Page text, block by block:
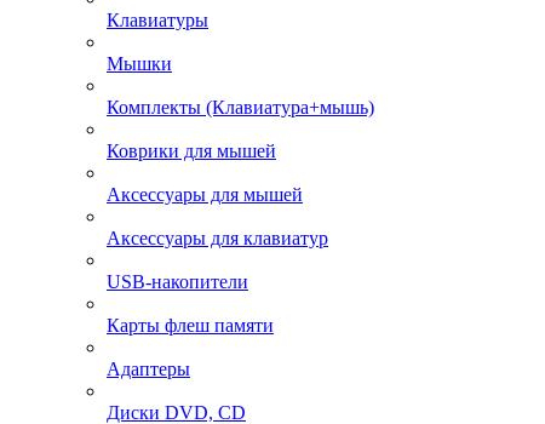
Клавиатуры
Мышки
Комплекты (Клавиатура+мышь)
Коврики для мышей
Аксессуары для мышей
Аксессуары для клавиатур
USB-накопители
Карты флеш памяти
Адаптеры
Диски DVD, CD